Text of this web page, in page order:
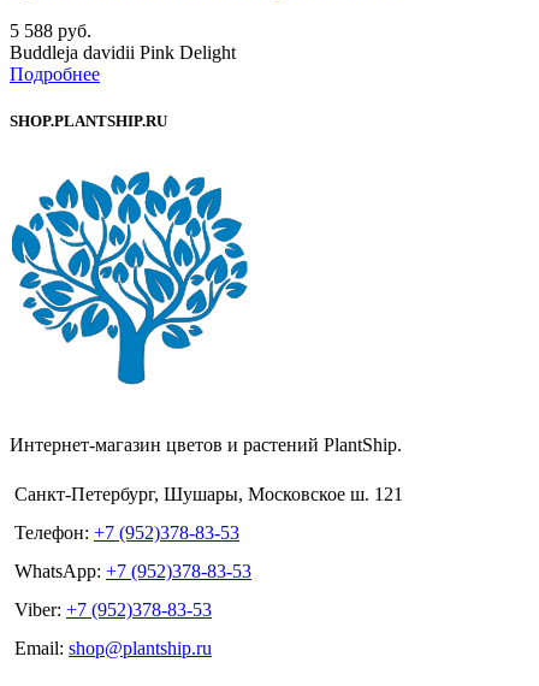
5 588 руб.
Buddleja davidii Pink Delight
Подробнее
SHOP.PLANTSHIP.RU
Интернет-магазин цветов и растений PlantShip.
Санкт-Петербург, Шушары, Московское ш. 121
Телефон: +7 (952)378-83-53
WhatsApp: +7 (952)378-83-53
Viber: +7 (952)378-83-53
Email: shop@plantship.ru